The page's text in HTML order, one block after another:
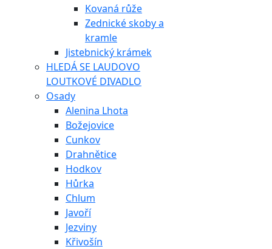
Kovaná růže
Zednické skoby a
kramle
Jistebnický krámek
HLEDÁ SE LAUDOVO
LOUTKOVÉ DIVADLO
Osady
Alenina Lhota
Božejovice
Cunkov
Drahnětice
Hodkov
Hůrka
Chlum
Javoří
Jezviny
Křivošín